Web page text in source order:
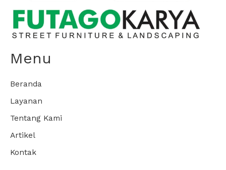
Menu
Beranda
Layanan
Tentang Kami
Artikel
Kontak